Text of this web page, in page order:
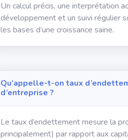
Un calcul précis, une interprétation
développement et un suivi régulier
les bases d’une croissance saine.
Qu’appelle-t-on taux
d’entreprise ?
Le taux d’endettement mesure la
principalement) par rapport aux